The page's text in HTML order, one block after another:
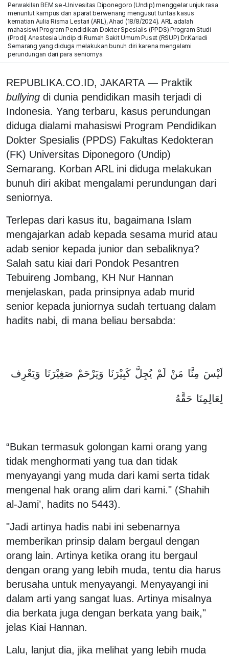
Perwakilan BEM se-Univesitas Diponegoro (Undip) menggelar unjuk rasa
menuntut kampus dan aparat berwenang mengusut tuntas kasus
kematian Aulia Risma Lestari (ARL), Ahad (18/8/2024). ARL adalah
mahasiswi Program Pendidikan Dokter Spesialis (PPDS) Program Studi
(Prodi) Anestesia Undip di Rumah Sakit Umum Pusat (RSUP) Dr.Kariadi
Semarang yang diduga melakukan bunuh diri karena mengalami
perundungan dari para seniornya.
REPUBLIKA.CO.ID, JAKARTA — Praktik
bullying di dunia pendidikan masih terjadi di
Indonesia. Yang terbaru, kasus perundungan
diduga dialami mahasiswi Program Pendidikan
Dokter Spesialis (PPDS) Fakultas Kedokteran
(FK) Universitas Diponegoro (Undip)
Semarang. Korban ARL ini diduga melakukan
bunuh diri akibat mengalami perundungan dari
seniornya.
Terlepas dari kasus itu, bagaimana Islam
mengajarkan adab kepada sesama murid atau
adab senior kepada junior dan sebaliknya?
Salah satu kiai dari Pondok Pesantren
Tebuireng Jombang, KH Nur Hannan
menjelaskan, pada prinsipnya adab murid
senior kepada juniornya sudah tertuang dalam
hadits nabi, di mana beliau bersabda:
لَيْسَ مِنَّا مَنْ لَمْ يُجِلَّ كَبِيْرَنَا وَيَرْحَمْ صَغِيْرَنَا وَيَعْرِف
لِعَالِمِنَا حَقَّهُ
“Bukan termasuk golongan kami orang yang
tidak menghormati yang tua dan tidak
menyayangi yang muda dari kami serta tidak
mengenal hak orang alim dari kami." (Shahih
al-Jami’, hadits no 5443).
"Jadi artinya hadis nabi ini sebenarnya
memberikan prinsip dalam bergaul dengan
orang lain. Artinya ketika orang itu bergaul
dengan orang yang lebih muda, tentu dia harus
berusaha untuk menyayangi. Menyayangi ini
dalam arti yang sangat luas. Artinya misalnya
dia berkata juga dengan berkata yang baik,"
jelas Kiai Hannan.
Lalu, lanjut dia, jika melihat yang lebih muda